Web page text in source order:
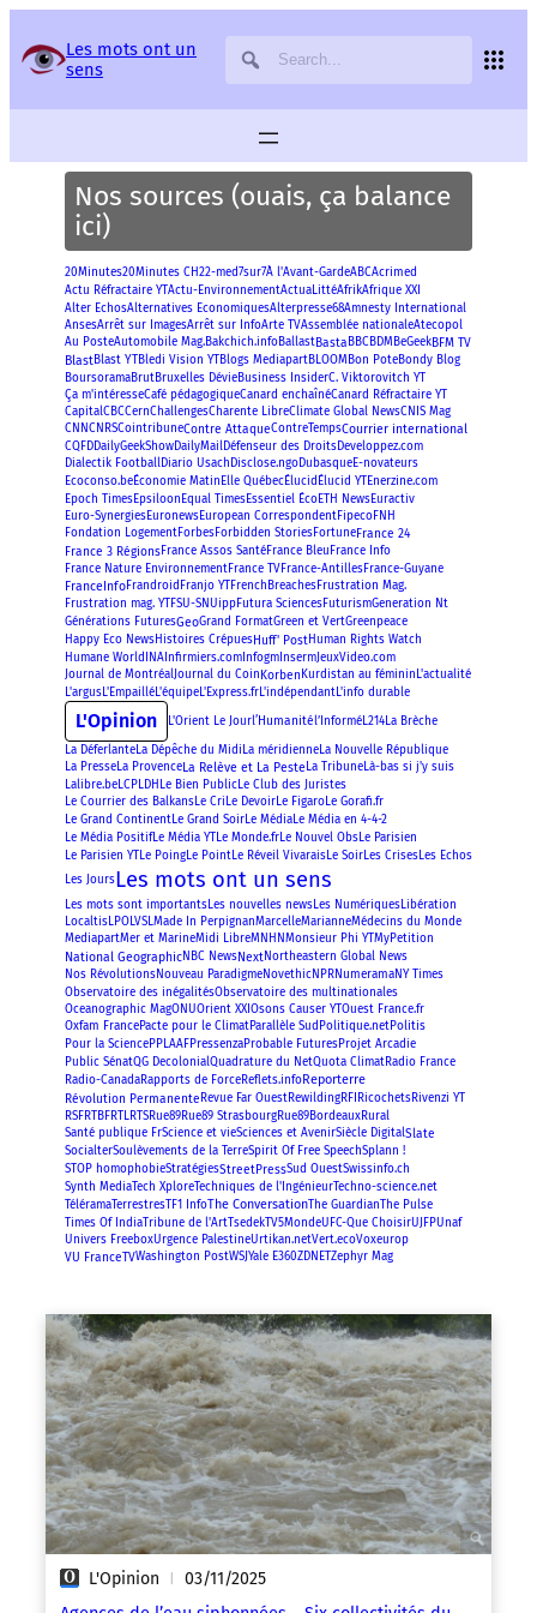
Les mots ont un
sens
Nos sources (ouais, ça balance
ici)
20Minutes20Minutes CH22-med7sur7À l'Avant-GardeABCAcrimed
Actu Réfractaire YTActu-EnvironnementActuaLittéAfrikAfrique XXI
Alter EchosAlternatives EconomiquesAlterpresse68Amnesty International
AnsesArrêt sur ImagesArrêt sur InfoArte TVAssemblée nationaleAtecopol
Au PosteAutomobile Mag.Bakchich.infoBallastBasta BBCBDM BeGeekBFM TV
BlastBlast YTBledi Vision YTBlogs MediapartBLOOM Bon PoteBondy Blog
BoursoramaBrutBruxelles DévieBusiness InsiderC. Viktorovitch YT
Ça m'intéresseCafé pédagogiqueCanard enchaînéCanard Réfractaire YT
CapitalCBCCernChallengesCharente LibreClimate Global NewsCNIS Mag
CNNCNRSCointribuneContre AttaqueContreTempsCourrier international
CQFDDailyGeekShowDailyMailDéfenseur des DroitsDeveloppez.com
Dialectik FootballDiario Usach Disclose.ngoDubasqueE-novateurs
Ecoconso.beÉconomie Matin Elle QuébecÉlucid Élucid YTEnerzine.com
Epoch TimesEpsiloon Equal TimesEssentiel ÉcoETH NewsEuractiv
Euro-SynergiesEuronewsEuropean CorrespondentFipecoFNH
Fondation LogementForbesForbidden StoriesFortuneFrance 24
France 3 RégionsFrance Assos SantéFrance Bleu France Info
France Nature EnvironnementFrance TVFrance-AntillesFrance-Guyane
FranceInfoFrandroid Franjo YTFrenchBreachesFrustration Mag.
Frustration mag. YTFSU-SNUippFutura SciencesFuturismGeneration Nt
Générations FuturesGeoGrand FormatGreen et VertGreenpeace
Happy Eco NewsHistoires CrépuesHuff' PostHuman Rights Watch
Humane World INA Infirmiers.com Infogm Inserm JeuxVideo.com
Journal de Montréal Journal du CoinKorben Kurdistan au féminin L'actualité
L'argusL'EmpailléL'équipeL'Express.frL'indépendantL'info durable
L'Opinion L'Orient Le Jourl’Humanitél’InforméL214La Brèche
La DéferlanteLa Dépêche du Midi La méridienneLa Nouvelle République
La PresseLa ProvenceLa Relève et La PesteLa TribuneLà-bas si j'y suis
Lalibre.beLCPLDH Le Bien PublicLe Club des Juristes
Le Courrier des BalkansLe Cri Le DevoirLe FigaroLe Gorafi.fr
Le Grand ContinentLe Grand SoirLe MédiaLe Média en 4-4-2
Le Média PositifLe Média YTLe Monde.frLe Nouvel ObsLe Parisien
Le Parisien YTLe PoingLe PointLe Réveil VivaraisLe SoirLes CrisesLes Echos
Les JoursLes mots ont un sens
Les mots sont importantsLes nouvelles newsLes NumériquesLibération
LocaltisLPOLVSLMade In PerpignanMarcelleMarianneMédecins du Monde
MediapartMer et MarineMidi LibreMNHNMonsieur Phi YTMyPetition
National GeographicNBC NewsNextNortheastern Global News
Nos RévolutionsNouveau ParadigmeNovethicNPRNumeramaNY Times
Observatoire des inégalitésObservatoire des multinationales
Oceanographic MagONUOrient XXI Osons Causer YTOuest France.fr
Oxfam FrancePacte pour le ClimatParallèle Sud Politique.netPolitis
Pour la SciencePPLAAFPressenzaProbable FuturesProjet Arcadie
Public SénatQG DecolonialQuadrature du NetQuota ClimatRadio France
Radio-CanadaRapports de ForceReflets.infoReporterre
Révolution Permanente Revue Far OuestRewildingRFI RicochetsRivenzi YT
RSFRTBFRTLRTSRue89Rue89 StrasbourgRue89BordeauxRural
Santé publique FrScience et vieSciences et AvenirSiècle DigitalSlate
SocialterSoulèvements de la TerreSpirit Of Free SpeechSplann !
STOP homophobieStratégiesStreetPressSud OuestSwissinfo.ch
Synth MediaTech XploreTechniques de l'IngénieurTechno-science.net
TéléramaTerrestresTF1 InfoThe ConversationThe GuardianThe Pulse
Times Of IndiaTribune de l'ArtTsedekTV5MondeUFC-Que ChoisirUJFPUnaf
Univers FreeboxUrgence PalestineUrtikan.netVert.ecoVoxeurop
VU FranceTVWashington PostWSJ Yale E360ZDNETZephyr Mag
L'Opinion 03/11/2025
Panneau de gestion des services